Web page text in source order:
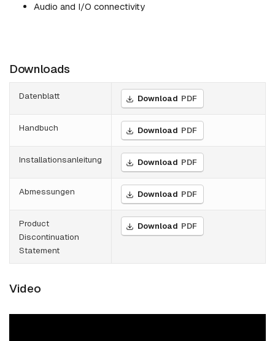
Audio and I/O connectivity
Downloads
Datenblatt Download PDF
Handbuch Download PDF
Installationsanleitung Download PDF
Abmessungen Download PDF
Product
Discontinuation
Statement
Download PDF
Video